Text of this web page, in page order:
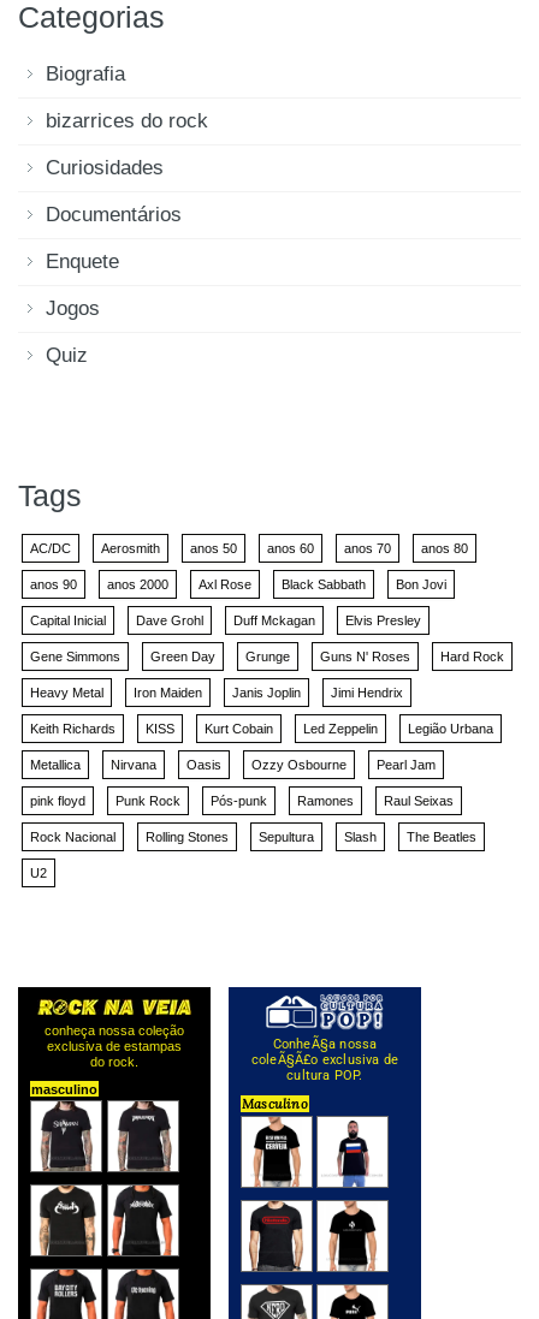
Categorias
Biografia
bizarrices do rock
Curiosidades
Documentários
Enquete
Jogos
Quiz
Tags
AC/DC Aerosmith anos 50 anos 60 anos 70 anos 80
anos 90 anos 2000 Axl Rose Black Sabbath Bon Jovi
Capital Inicial Dave Grohl Duff Mckagan Elvis Presley
Gene Simmons Green Day Grunge Guns N' Roses Hard Rock
Heavy Metal Iron Maiden Janis Joplin Jimi Hendrix
Keith Richards KISS Kurt Cobain Led Zeppelin Legião Urbana
Metallica Nirvana Oasis Ozzy Osbourne Pearl Jam
pink floyd Punk Rock Pós-punk Ramones Raul Seixas
Rock Nacional Rolling Stones Sepultura Slash The Beatles
U2